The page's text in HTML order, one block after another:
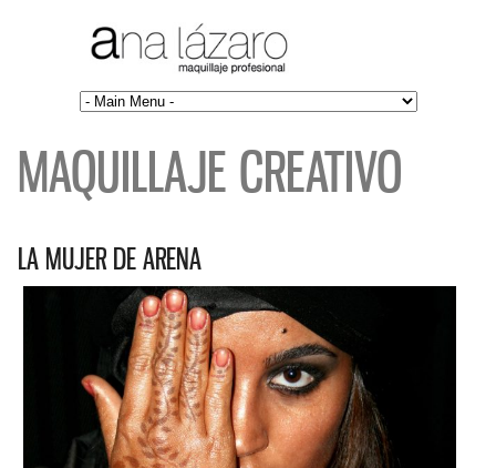
MAQUILLAJE CREATIVO
LA MUJER DE ARENA